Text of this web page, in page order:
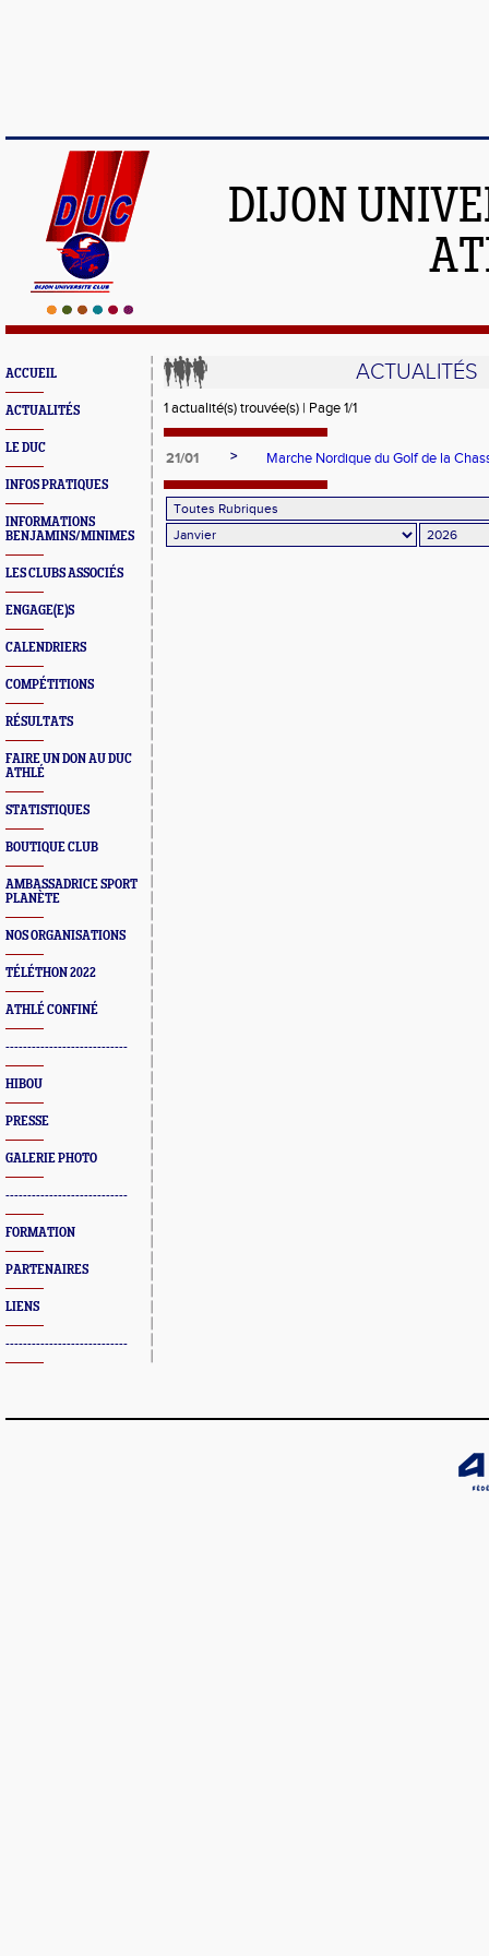
DIJON
ACCUEIL
ACTUALITÉS
LE DUC
INFOS PRATIQUES
INFORMATIONS
BENJAMINS/MINIMES
LES CLUBS ASSOCIÉS
ENGAGE(E)S
CALENDRIERS
COMPÉTITIONS
RÉSULTATS
FAIRE UN DON AU DUC
ATHLÉ
STATISTIQUES
BOUTIQUE CLUB
AMBASSADRICE SPORT
PLANÈTE
NOS ORGANISATIONS
TÉLÉTHON 2022
ATHLÉ CONFINÉ
----------------------------
HIBOU
PRESSE
GALERIE PHOTO
----------------------------
FORMATION
PARTENAIRES
LIENS
----------------------------
ACTUALITÉS
1 actualité(s) trouvée(s) | Page 1/1
21/01 > Marche Nordique du Golf de la